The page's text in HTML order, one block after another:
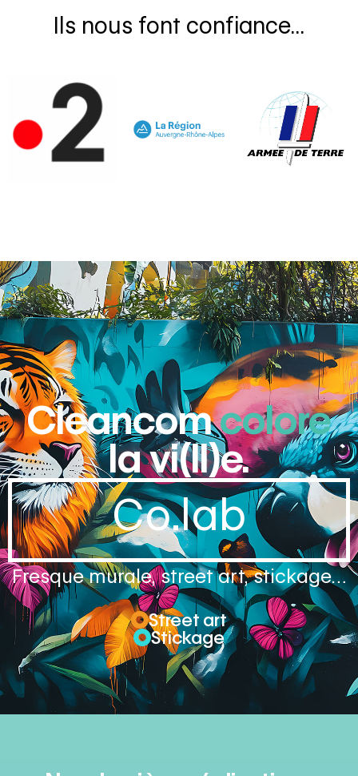
Ils nous font confiance...
Cleancomcolore
la vi(ll)e.
Co.lab
Fresque murale, street art, stickage…
Street art
Stickage